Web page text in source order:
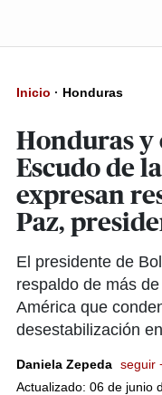
Inicio · Honduras
Honduras y
Escudo de
expresan
Paz,
El presidente de
respaldo de más
América que
desestabilización
Daniela Zepeda seguir
Actualizado: 06 de junio